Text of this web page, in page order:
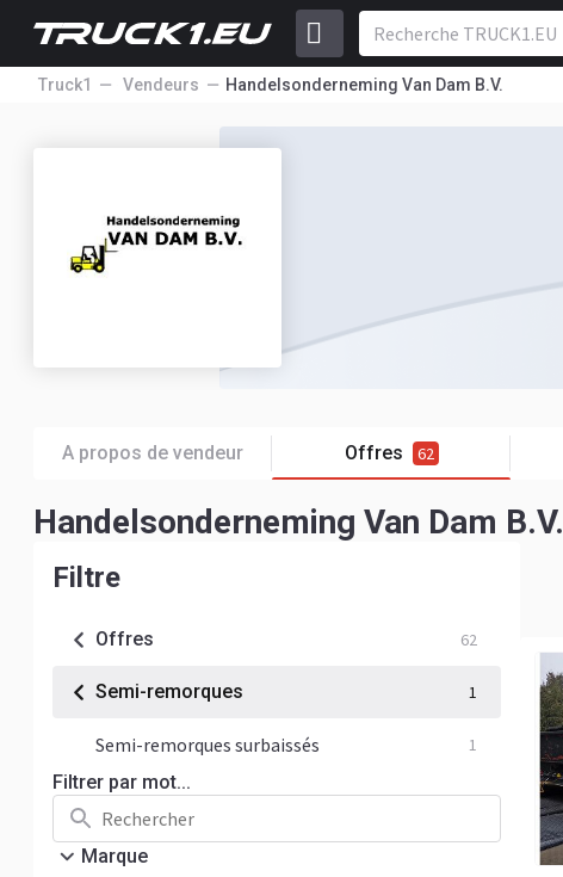
Truck1 Vendeurs Handelsonderneming Van Dam B.V.
A propos de vendeur Offres 62
Handelsonderneming Van Dam
Filtre
Offres 62
Semi-remorques 1
Semi-remorques surbaissés 1
Filtrer par mot...
Marque